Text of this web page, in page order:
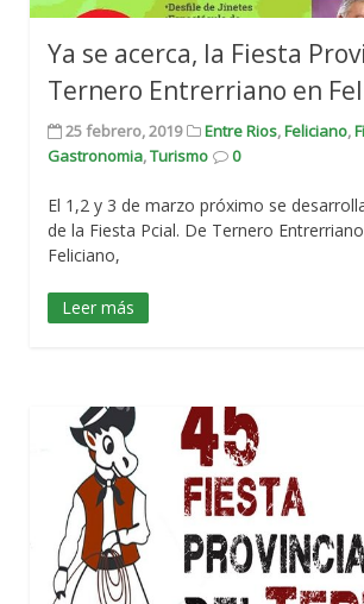
Ya se acerca, la Fiesta
Ternero Entrerriano en
25 febrero, 2019 Entre Rios,Feliciano,
Gastronomia,Turismo 0
El 1,2 y 3 de marzo próximo se
de la Fiesta Pcial. De Ternero
Feliciano,
Leer más